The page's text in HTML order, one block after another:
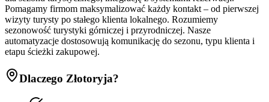
Pomagamy firmom maksymalizować każdy kontakt – od pierwszej
wizyty turysty po stałego klienta lokalnego. Rozumiemy
sezonowość turystyki górniczej i przyrodniczej. Nasze
automatyzacje dostosowują komunikację do sezonu, typu klienta i
etapu ścieżki zakupowej.
Dlaczego Złotoryja?